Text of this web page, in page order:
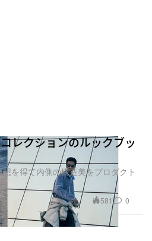
レクションのルックブッ
を得て内側の構造美をプロダクト
581 0